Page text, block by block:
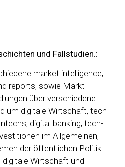
und Fallstudien.:
market intelligence,
reports, sowie Markt-
über verschiedene
um digitale Wirtschaft, tech
digital banking, tech-
im Allgemeinen,
der öffentlichen Politik
digitale Wirtschaft und